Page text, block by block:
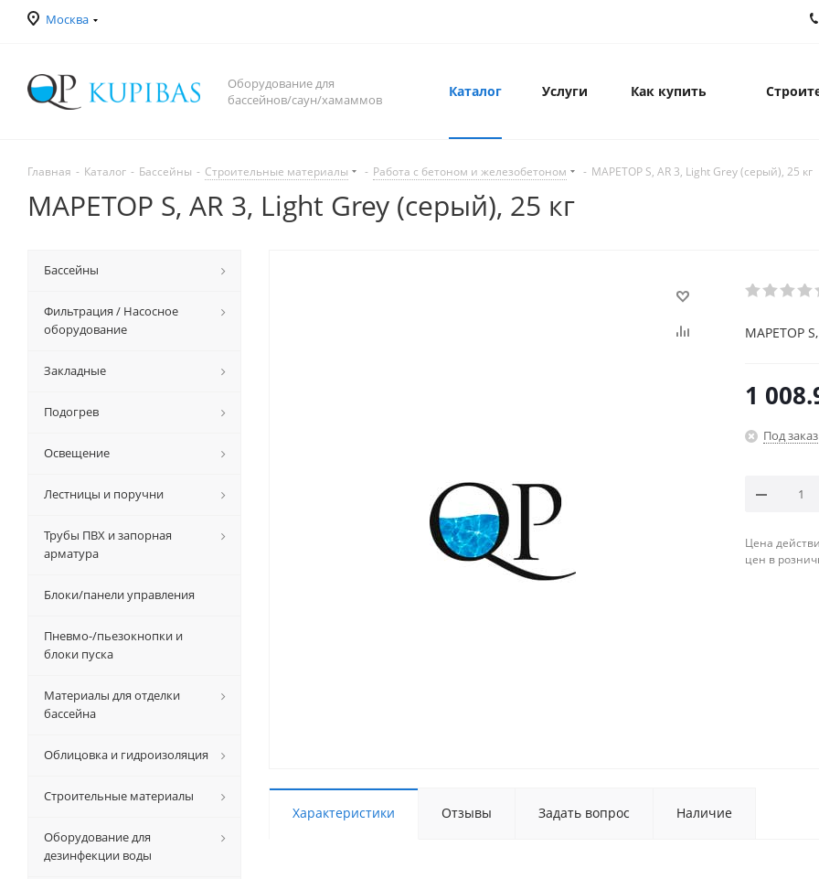
Москва
Оборудование для
бассейнов/саун/хамаммов
Каталог Услуги Как купить
Главная - Каталог - Бассейны - Строительные материалы - Работа с бетоном и железобетоном - MAPETOP S, AR 3, Light Grey (серый), 25 кг
MAPETOP S, AR 3, Light Grey (серый), 25 кг
MAPETOP
1
Под заказ
Цена
цен в
Характеристики Отзывы Задать вопрос Наличие
Бассейны
Фильтрация / Насосное
оборудование
Закладные
Подогрев
Освещение
Лестницы и поручни
Трубы ПВХ и запорная
арматура
Блоки/панели управления
Пневмо-/пьезокнопки и
блоки пуска
Материалы для отделки
бассейна
Облицовка и гидроизоляция
Строительные материалы
Оборудование для
дезинфекции воды